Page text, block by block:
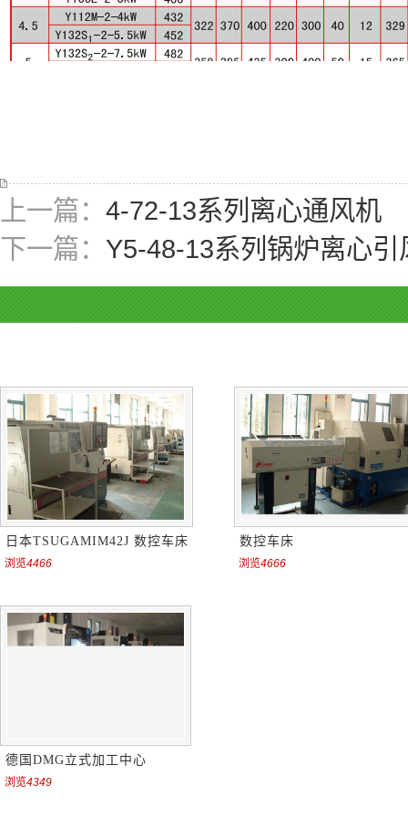
上一篇： 4-72-13系列离心通风机
下一篇： Y5-48-13系列锅炉离心引
日本TSUGAMIM42J 数控车床
浏览4466
数控车床
浏览4666
德国DMG立式加工中心
浏览4349